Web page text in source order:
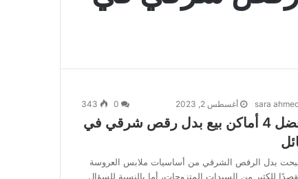
أغسطس 2, 2023 343
أفضل 4 أماكن بيع بدل رقص شرقي في
بدل الرقص الشرقي من أساسيات ملابس العروسة
للكثير من السيدات المتزوجات، أما بالنسبة للسؤال